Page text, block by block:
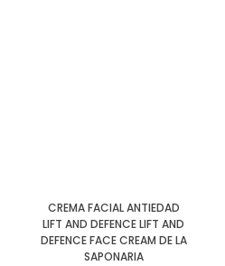
CREMA FACIAL ANTIEDAD
LIFT AND DEFENCE LIFT AND
DEFENCE FACE CREAM DE LA
SAPONARIA